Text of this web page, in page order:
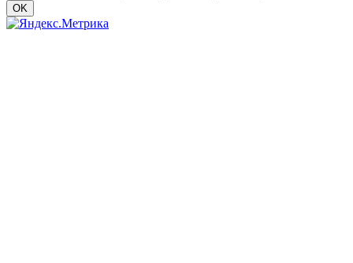
OK